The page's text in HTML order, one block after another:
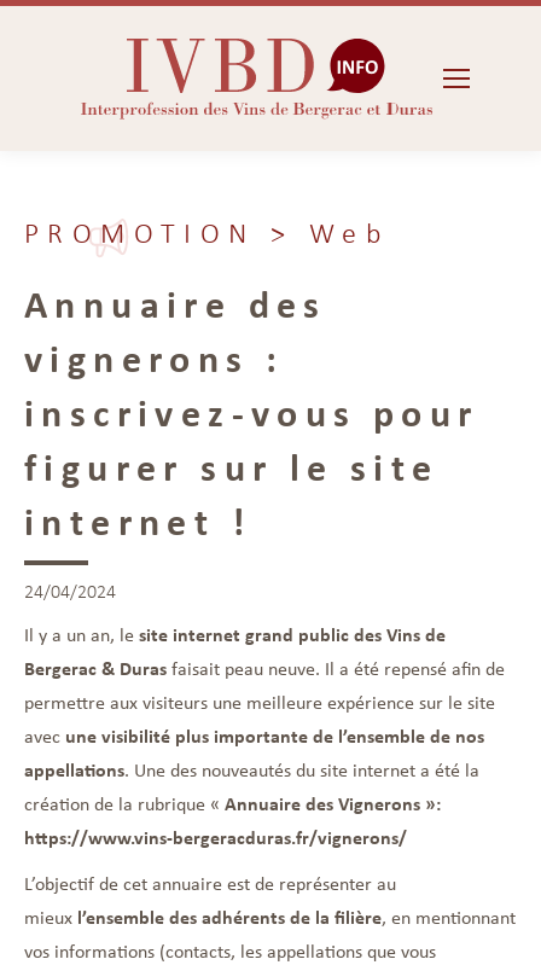
PROMOTION > Web
Annuaire des
vignerons :
inscrivez-vous pour
figurer sur le site
internet !
24/04/2024
Il y a un an, lesite internet grand public des Vins de
Bergerac & Durasfaisait peau neuve. Il a été repensé afin de
permettre aux visiteurs une meilleure expérience sur le site
avec une visibilité plus importante de l’ensemble de nos
appellations. Une des nouveautés du site internet a été la
création de la rubrique « Annuaire des Vignerons »:
https://www.vins-bergeracduras.fr/vignerons/
L’objectif de cet annuaire est de représenter au
mieux l’ensemble des adhérents de la filière, en mentionnant
vos informations (contacts, les appellations que vous